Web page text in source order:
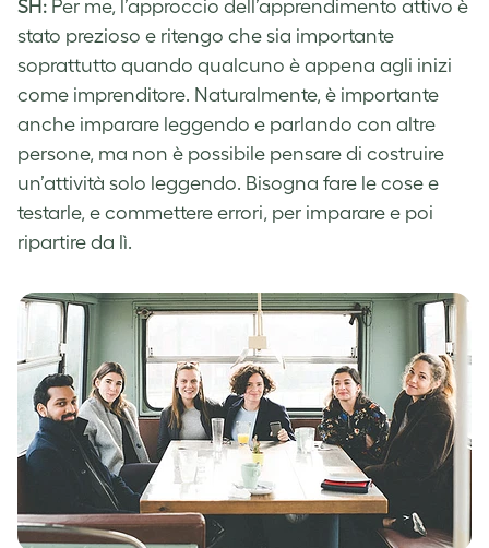
SH: Per me, l’approccio dell’apprendimento attivo è
stato prezioso e ritengo che sia importante
soprattutto quando qualcuno è appena agli inizi
come imprenditore. Naturalmente, è importante
anche imparare leggendo e parlando con altre
persone, ma non è possibile pensare di costruire
un’attività solo leggendo. Bisogna fare le cose e
testarle, e commettere errori, per imparare e poi
ripartire da lì.